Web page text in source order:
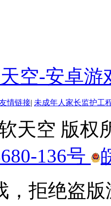
空-安卓游
情链接| 未成年人家长监护工
天空 版权
136号
，拒绝盗